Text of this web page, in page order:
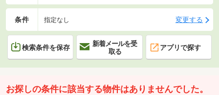
条件 指定なし 変更する
検索条件を保存
新着メールを受
取る
アプリで探す
お探しの条件に該当する物件はありませんでした。